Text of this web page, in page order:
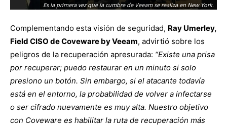
Es la primera vez que la cumbre de Veeam se realiza en New York.
Complementando esta visión de seguridad, Ray Umerley,
Field CISO de Coveware by Veeam, advirtió sobre los
peligros de la recuperación apresurada: “Existe una prisa
por recuperar; puedo restaurar en un minuto si solo
presiono un botón. Sin embargo, si el atacante todavía
está en el entorno, la probabilidad de volver a infectarse
o ser cifrado nuevamente es muy alta. Nuestro objetivo
con Coveware es habilitar la ruta de recuperación más